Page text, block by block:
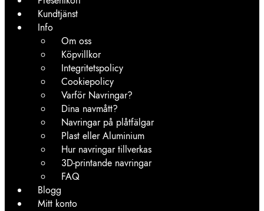
Kundtjänst
Info
Om oss
Köpvillkor
Integritetspolicy
Cookiepolicy
Varför Navringar?
Dina navmått?
Navringar på plåtfälgar
Plast eller Aluminium
Hur navringar tillverkas
3D-printande navringar
FAQ
Blogg
Mitt konto